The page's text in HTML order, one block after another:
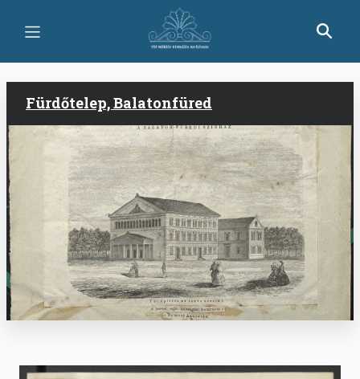
tartalomra
Fürdőtelep, Balatonfüred